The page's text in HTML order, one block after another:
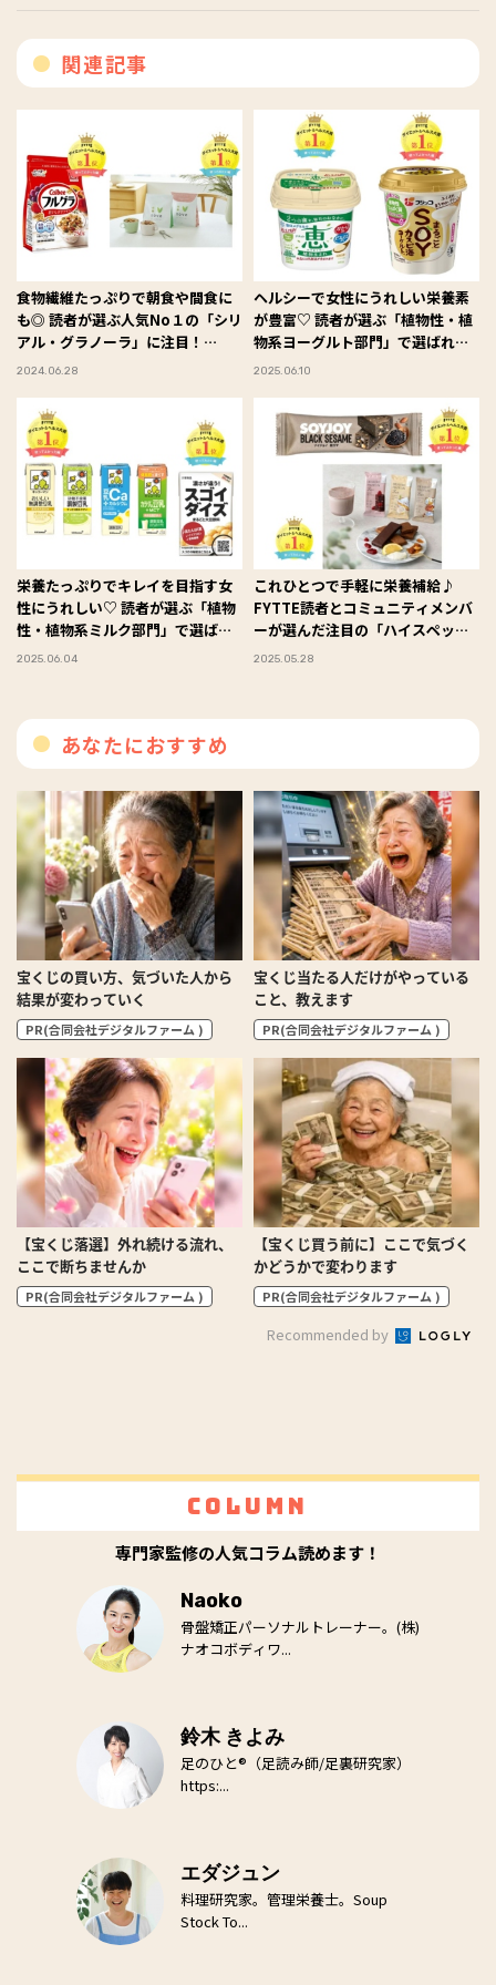
関連記事
食物繊維たっぷりで朝食や間食に
も◎ 読者が選ぶ人気No１の「シリ
アル・グラノーラ」に注目！
#FYTTE大賞
2024.06.28
ヘルシーで女性にうれしい栄養素
が豊富♡ 読者が選ぶ「植物性・植
物系ヨーグルト部門」で選ばれた
アイテムBEST３！ #FYTTE大賞
2025.06.10
栄養たっぷりでキレイを目指す女
性にうれしい♡ 読者が選ぶ「植物
性・植物系ミルク部門」で選ばれ
たアイテムBEST３！ #FYTTE大
2025.06.04
これひとつで手軽に栄養補給♪
FYTTE読者とコミュニティメンバ
ーが選んだ注目の「ハイスペック
バー」はこれ！ #FYTTE大賞
2025.05.28
あなたにおすすめ
宝くじの買い方、気づいた人から
結果が変わっていく
PR(合同会社デジタルファーム )
宝くじ当たる人だけがやっている
こと、教えます
PR(合同会社デジタルファーム )
【宝くじ落選】外れ続ける流れ、
ここで断ちませんか
PR(合同会社デジタルファーム )
【宝くじ買う前に】ここで気づく
かどうかで変わります
PR(合同会社デジタルファーム )
Recommended by
Column
専門家監修の人気コラム読めます！
Naoko
骨盤矯正パーソナルトレーナー。(株)
ナオコボディワ...
鈴木 きよみ
足のひと®（足読み師/足裏研究家）
https:...
エダジュン
料理研究家。管理栄養士。Soup
Stock To...